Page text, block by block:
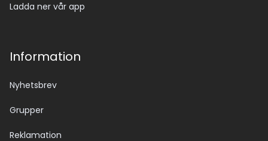
Ladda ner vår app
Information
Nyhetsbrev
Grupper
Reklamation